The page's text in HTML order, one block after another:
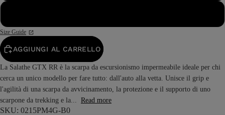
Size Guide
AGGIUNGI AL CARRELLO
La Salathe GTX RR è la scarpa da escursionismo impermeabile ideale per chi
cerca un unico modello per fare tutto: dall'auto alla vetta. Unisce il grip e
l'agilità di una scarpa da avvicinamento, la protezione e il supporto di uno
scarpone da trekking e la... Read more
SKU: 0215PM4G-B0